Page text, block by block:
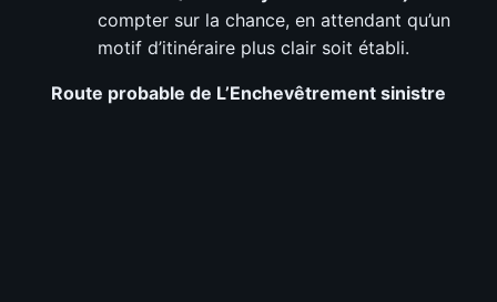
compter sur la chance, en attendant qu’un
motif d’itinéraire plus clair soit établi.
Route probable de L’Enchevêtrement sinistre